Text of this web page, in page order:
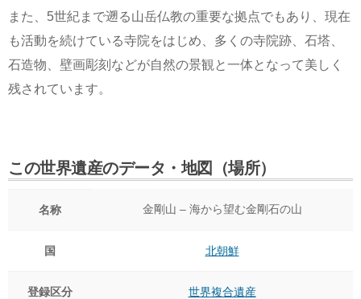
また、5世紀まで遡る山岳仏教の重要な拠点でもあり、現在
も活動を続けている寺院をはじめ、多くの寺院跡、石塔、
石造物、壁画彫刻などが自然の景観と一体となって美しく
残されています。
この世界遺産のデータ・地図（場所）
名称 金剛山 – 海から望む金剛石の山
国 北朝鮮
登録区分 世界複合遺産